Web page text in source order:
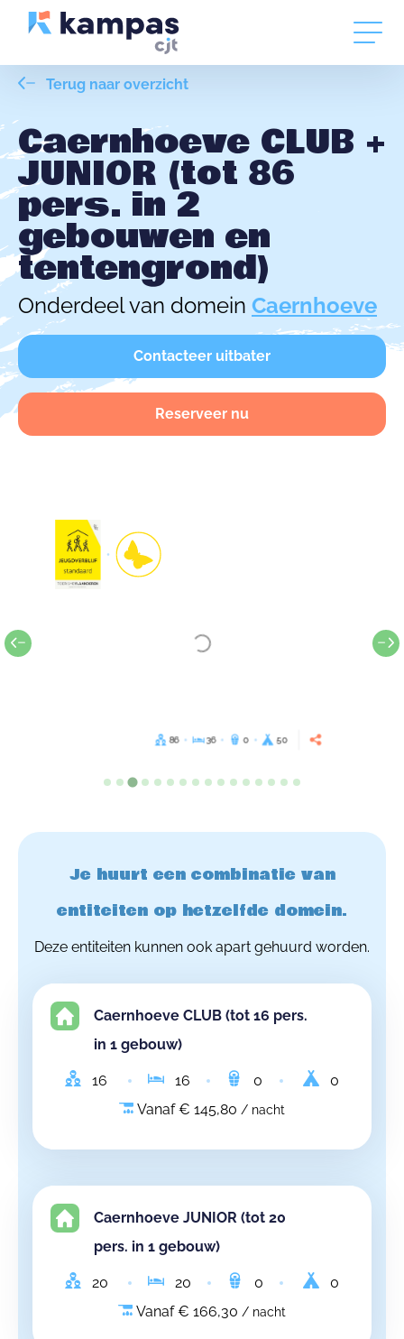
Terug naar overzicht
Caernhoeve CLUB +
JUNIOR (tot 86
pers. in 2
gebouwen en
tentengrond)
Onderdeel van domein Caernhoeve
Contacteer uitbater
Reserveer nu
86 36 0 50
Je huurt een combinatie van
entiteiten op hetzelfde domein.
Deze entiteiten kunnen ook apart gehuurd worden.
Caernhoeve CLUB (tot 16 pers.
in 1 gebouw)
16 16 0
0
Vanaf € 145,80 / nacht
Caernhoeve JUNIOR (tot 20
pers. in 1 gebouw)
20 20 0
0
Vanaf € 166,30 / nacht